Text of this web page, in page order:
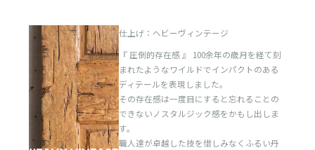
仕上げ：ヘビーヴィンテージ
『 圧倒的存在感 』 100余年の歳月を経て刻
まれたようなワイルドでインパクトのある
ディテールを表現しました。
その存在感は一度目にすると忘れることの
できないノスタルジック感をかもし出しま
す。
職人達が卓越した技を惜しみなくふるい丹